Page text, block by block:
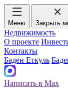
Меню Закрыть
Недвижимость
О проекте
Контакты
Баден Еткуль
Написать в Max